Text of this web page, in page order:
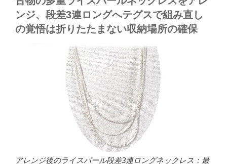
ンジ、段差3連ロングへテグスで組み直し
の覚悟は折りたたまない収納場所の確保
アレンジ後のライスパール段差3連ロングネックレス：最